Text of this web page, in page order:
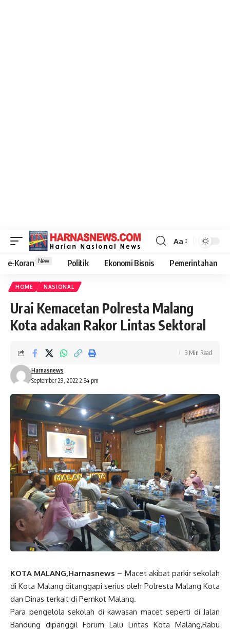
Aa
e-Koran New Politik Ekonomi Bisnis Pemerintahan
HOME NASIONAL
Urai Kemacetan Polresta Malang
Kota adakan Rakor Lintas Sektoral
September 29, 2022 2:34 pm
Harnasnews
3 Min Read
KOTA MALANG,Harnasnews – Macet akibat parkir sekolah
di Kota Malang ditanggapi serius oleh Polresta Malang Kota
dan Dinas terkait di Pemkot Malang.
Para pengelola sekolah di kawasan macet seperti di Jalan
Bandung dipanggil Forum Lalu Lintas Kota Malang,Rabu